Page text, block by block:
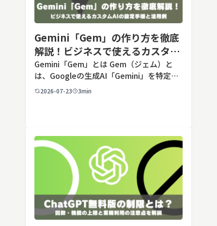
Gemini「Gem」の作り方を徹底
解説！ビジネスで使えるカスタム
AIの設定手順と活用例
Gemini「Gem」とは Gem（ジェム）と
は、Googleの生成AI「Gemini」を特定の
用途に合わせてカスタマイズできる機能で
2026-07-23 3min